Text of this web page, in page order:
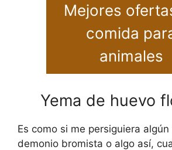
Mejores
comida
animales
Yema de huevo
Es como si me persiguiera
demonio bromista o algo así,